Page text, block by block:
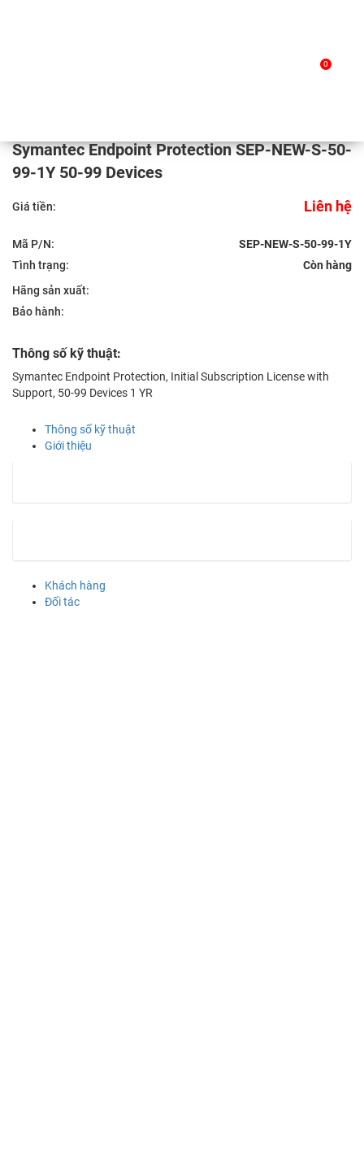
0
/ Symantec Endpoint Protection
Symantec Endpoint Protection SEP-NEW-S-50-
99-1Y 50-99 Devices
Giá tiền: Liên hệ
Mã P/N:
SEP-NEW-S-50-99-1Y
Tình trạng:
Hãng sản xuất:
Bảo hành:
Thông số kỹ thuật:
Symantec Endpoint Protection, Initial Subscription License with
Support, 50-99 Devices 1 YR
Thông số kỹ thuật
Giới thiệu
Khách hàng
Đối tác